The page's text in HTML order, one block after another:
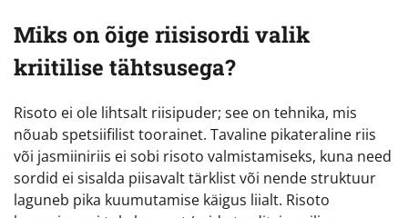
Miks on õige riisisordi valik
kriitilise tähtsusega?
Risoto ei ole lihtsalt riisipuder; see on tehnika, mis
nõuab spetsiifilist toorainet. Tavaline pikateraline riis
või jasmiiniriis ei sobi risoto valmistamiseks, kuna need
sordid ei sisalda piisavalt tärklist või nende struktuur
laguneb pika kuumutamise käigus liialt. Risoto